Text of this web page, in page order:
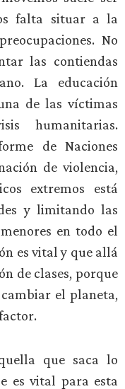
falta situar a la
No
las contiendas
La educación
de las víctimas
humanitarias.
de Naciones
de violencia,
extremos está
y limitando las
en todo el
es vital y que allá
de clases, porque
el planeta,
que saca lo
es vital para esta